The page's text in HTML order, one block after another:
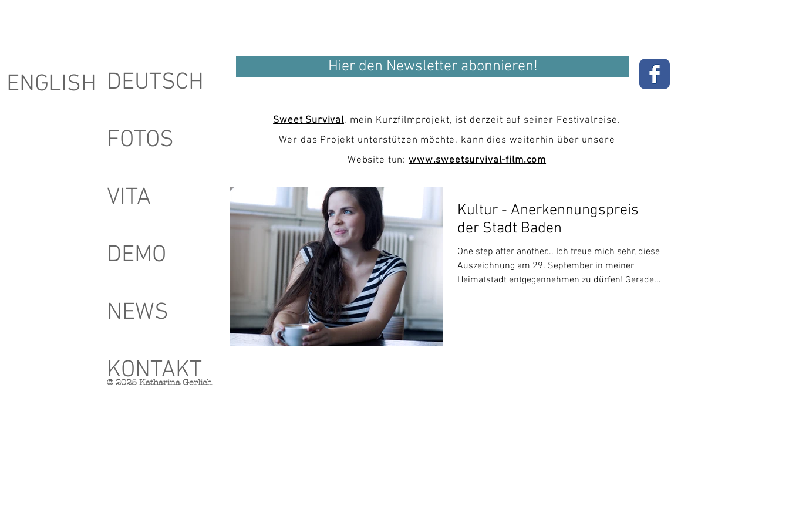
DEUTSCH
FOTOS
VITA
DEMO
NEWS
KONTAKT
ENGLISH
Hier den Newsletter abonnieren!
Sweet Survival, mein Kurzfilmprojekt, ist derzeit auf seiner Festivalreise.
Wer das Projekt unterstützen möchte, kann dies weiterhin über unsere
Website tun: www.sweetsurvival-film.com
Kultur - Anerkennungspreis
der Stadt Baden
One step after another... Ich freue mich sehr, diese
Auszeichnung am 29. September in meiner
Heimatstadt entgegennehmen zu dürfen! Gerade...
© 2025 Katharina Gerlich